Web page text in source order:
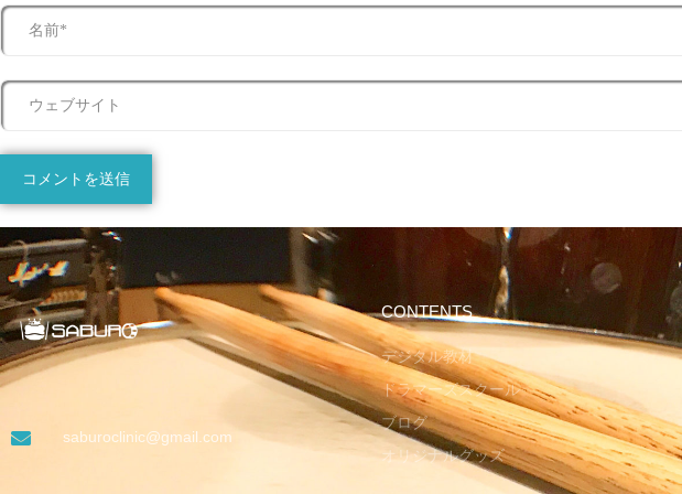
saburoclinic@gmail.com
CONTENTS
デジタル教材
ドラマーズスクール
ブログ
オリジナルグッズ